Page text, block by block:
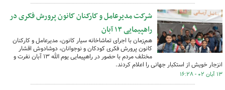
شرکت مدیرعامل و کارکنان کانون پرورش فکری در
راهپیمایی ۱۳ آبان
هم‌زمان با اجرای تماشاخانه سیار کانون، مدیرعامل و کارکنان
کانون پرورش فکری کودکان و نوجوانان، دوشادوش اقشار
مختلف مردم با حضور در راهپیمایی یوم الله ۱۳ آبان نفرت و
انزجار خویش از استکبار جهانی را اعلام کردند.
۱۳ آبان ۰۲ - ۱۶:۲۸